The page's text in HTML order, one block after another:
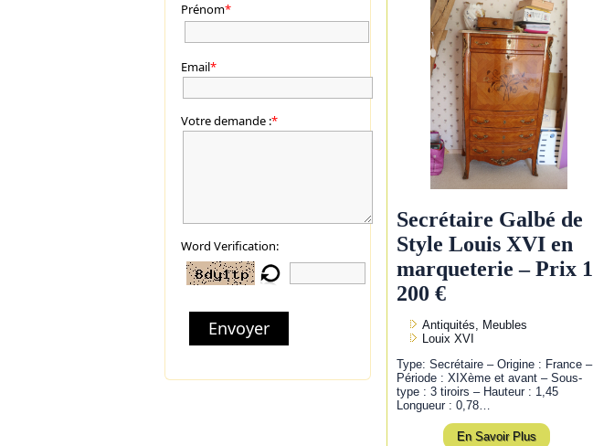
Prénom*
Email*
Votre demande :*
Word Verification:
Envoyer
Secrétaire Galbé de
Style Louis XVI en
marqueterie – Prix 1
200 €
Antiquités, Meubles
Louix XVI
Type: Secrétaire – Origine : France –
Période : XIXème et avant – Sous-
type : 3 tiroirs – Hauteur : 1,45
Longueur : 0,78…
En Savoir Plus